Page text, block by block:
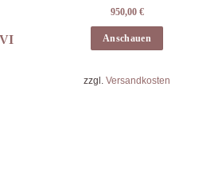
950,00 €
Anschauen
zzgl. Versandkosten